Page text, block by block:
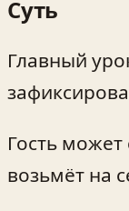
Суть
Главный
Гость может
возьмёт на